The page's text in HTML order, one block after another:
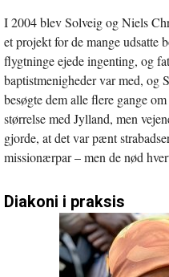
I 2004 blev Solveig og Niels
et projekt for de mange udsatte
flygtninge ejede ingenting, og
baptistmenigheder var med, og
besøgte dem alle flere gange
størrelse med Jylland, men
gjorde, at det var pænt
missionærpar – men de nød
Diakoni i praksis